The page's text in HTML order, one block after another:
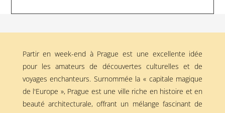
Partir en week-end à Prague est une excellente idée
pour les amateurs de découvertes culturelles et de
voyages enchanteurs. Surnommée la « capitale magique
de l'Europe », Prague est une ville riche en histoire et en
beauté architecturale, offrant un mélange fascinant de